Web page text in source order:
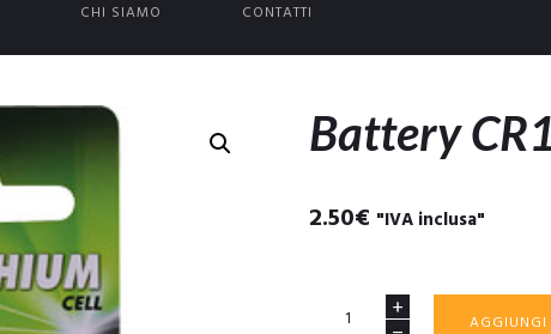
CHI SIAMO CONTATTI
Battery
2.50€ "IVA inclusa"
Battery
AGGIUNGI